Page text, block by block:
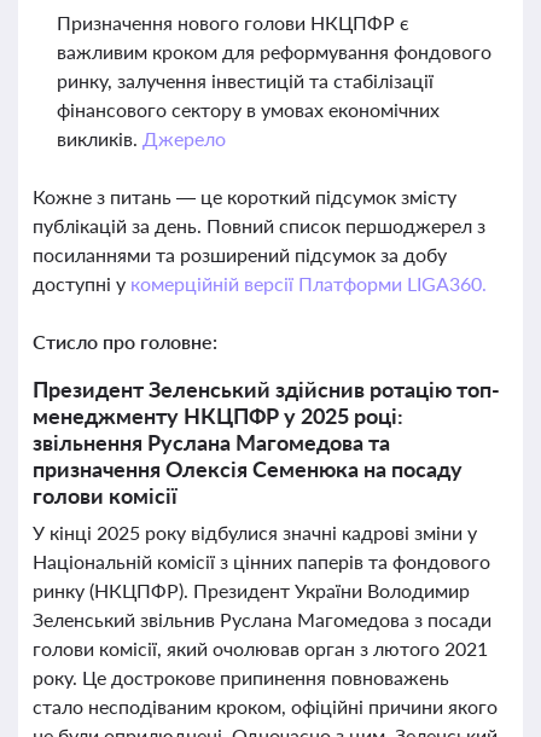
Призначення нового голови НКЦПФР є
важливим кроком для реформування фондового
ринку, залучення інвестицій та стабілізації
фінансового сектору в умовах економічних
викликів. Джерело
Кожне з питань — це короткий підсумок змісту
публікацій за день. Повний список першоджерел з
посиланнями та розширений підсумок за добу
доступні у комерційній версії Платформи LIGA360.
Стисло про головне:
Президент Зеленський здійснив ротацію топ-
менеджменту НКЦПФР у 2025 році:
звільнення Руслана Магомедова та
призначення Олексія Семенюка на посаду
голови комісії
У кінці 2025 року відбулися значні кадрові зміни у
Національній комісії з цінних паперів та фондового
ринку (НКЦПФР). Президент України Володимир
Зеленський звільнив Руслана Магомедова з посади
голови комісії, який очолював орган з лютого 2021
року. Це дострокове припинення повноважень
стало несподіваним кроком, офіційні причини якого